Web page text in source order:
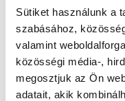
Sütiket használunk a
szabásához,
valamint
közösségi média-,
megosztjuk az Ön
adatait, akik
Összes szakterület